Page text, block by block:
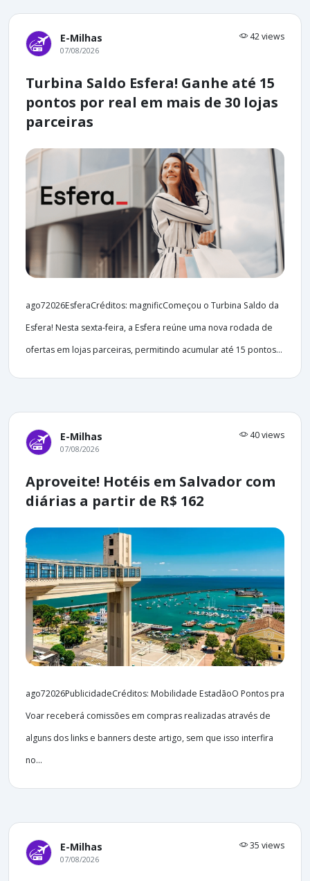
E-Milhas 42 views
07/08/2026
Turbina Saldo Esfera! Ganhe até 15
pontos por real em mais de 30 lojas
parceiras
ago72026EsferaCréditos: magnificComeçou o Turbina Saldo da
Esfera! Nesta sexta-feira, a Esfera reúne uma nova rodada de
ofertas em lojas parceiras, permitindo acumular até 15 pontos...
E-Milhas 40 views
07/08/2026
Aproveite! Hotéis em Salvador com
diárias a partir de R$ 162
ago72026PublicidadeCréditos: Mobilidade EstadãoO Pontos pra
Voar receberá comissões em compras realizadas através de
alguns dos links e banners deste artigo, sem que isso interfira
no...
E-Milhas 35 views
07/08/2026